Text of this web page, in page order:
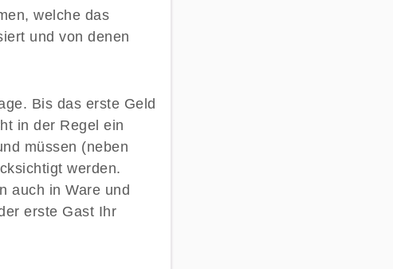
welche das
und von denen
Bis das erste Geld
in der Regel ein
müssen (neben
werden.
auch in Ware und
erste Gast Ihr